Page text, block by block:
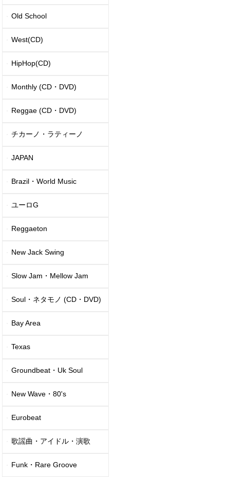
Old School
West(CD)
HipHop(CD)
Monthly (CD・DVD)
Reggae (CD・DVD)
チカーノ・ラティーノ
JAPAN
Brazil・World Music
ユーロG
Reggaeton
New Jack Swing
Slow Jam・Mellow Jam
Soul・ネタモノ (CD・DVD)
Bay Area
Texas
Groundbeat・Uk Soul
New Wave・80's
Eurobeat
歌謡曲・アイドル・演歌
Funk・Rare Groove